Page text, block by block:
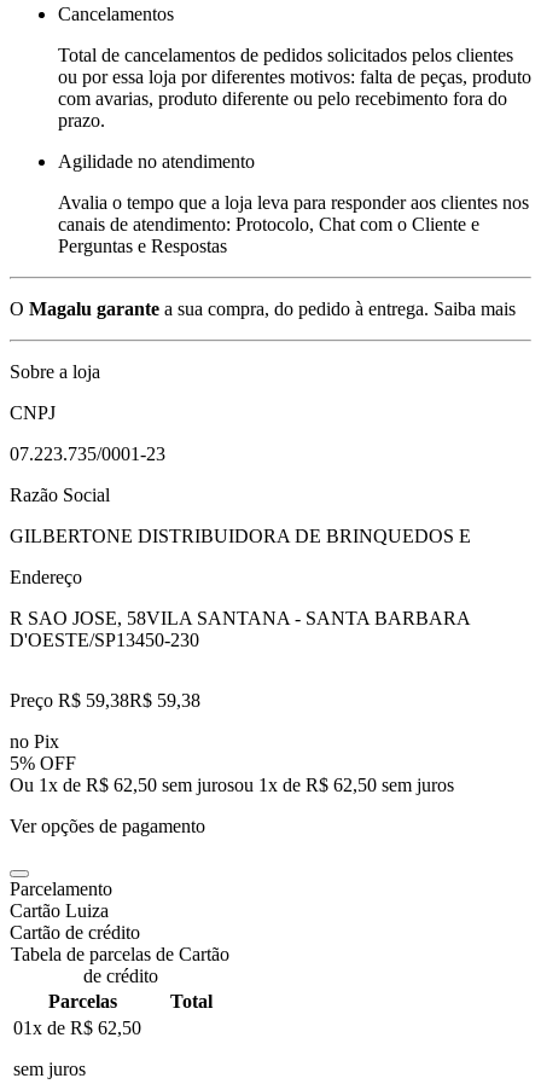
Cancelamentos
Total de cancelamentos de pedidos solicitados pelos clientes
ou por essa loja por diferentes motivos: falta de peças, produto
com avarias, produto diferente ou pelo recebimento fora do
prazo.
Agilidade no atendimento
Avalia o tempo que a loja leva para responder aos clientes nos
canais de atendimento: Protocolo, Chat com o Cliente e
Perguntas e Respostas
O Magalu garante a sua compra, do pedido à entrega. Saiba mais
Sobre a loja
CNPJ
07.223.735/0001-23
Razão Social
GILBERTONE DISTRIBUIDORA DE BRINQUEDOS E
Endereço
R SAO JOSE, 58VILA SANTANA - SANTA BARBARA
D'OESTE/SP13450-230
Preço R$ 59,38R$ 59,38
no Pix
5% OFF
Ou 1x de R$ 62,50 sem jurosou 1x de R$ 62,50 sem juros
Ver opções de pagamento
Parcelamento
Cartão Luiza
Cartão de crédito
Tabela de parcelas de Cartão
de crédito
Parcelas
Total
01x de R$ 62,50
sem juros